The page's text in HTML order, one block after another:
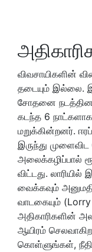
விவசாயிகளின்
தடையும் இல்லை.
சோதனை
கடந்த 6
மறுக்கின்றனர்.
இருந்து
அலைக்கழிப்பால்
விட்டது.
வைக்கவும்
வாடகையும்
அதிகாரிகளின்
ஆயிரம்
கொள்ளுங்கள்,